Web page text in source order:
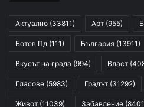
Актуално (33811) Арт (955)
Ботев Пд (111) България (13911)
Вкусът на града (994) Власт
Гласове (5983) Градът (31292)
Живот (11039) Забавление